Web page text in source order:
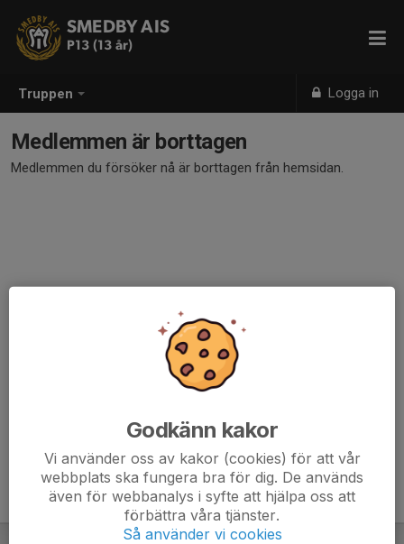
Truppen Logga in
SMEDBY AIS
P13 (13 år)
Medlemmen är borttagen
Medlemmen du försöker nå är borttagen från hemsidan.
Godkänn kakor
Vi använder oss av kakor (cookies) för att vår
webbplats ska fungera bra för dig. De används
även för webbanalys i syfte att hjälpa oss att
förbättra våra tjänster.
Så använder vi cookies